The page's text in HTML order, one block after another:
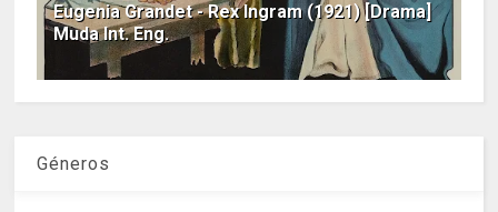
Eugenia Grandet - Rex Ingram (1921) [Drama]
Muda Int. Eng.
Géneros